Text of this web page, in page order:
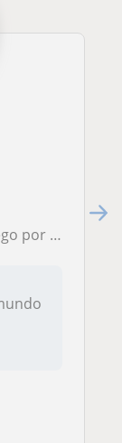
de honor